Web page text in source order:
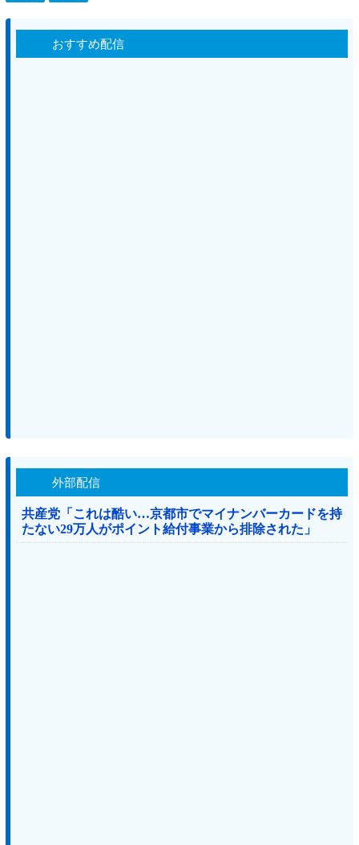
おすすめ配信
外部配信
共産党「これは酷い…京都市でマイナンバーカードを持
たない29万人がポイント給付事業から排除された」